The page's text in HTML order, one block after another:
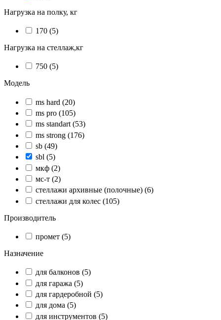
Нагрузка на полку, кг
170 (5)
Нагрузка на стеллаж,кг
750 (5)
Модель
ms hard (20)
ms pro (105)
ms standart (53)
ms strong (176)
sb (49)
sbl (5)
мкф (2)
мс-т (2)
стеллажи архивные (полочные) (6)
стеллажи для колес (105)
Производитель
промет (5)
Назначение
для балконов (5)
для гаража (5)
для гардеробной (5)
для дома (5)
для инструментов (5)